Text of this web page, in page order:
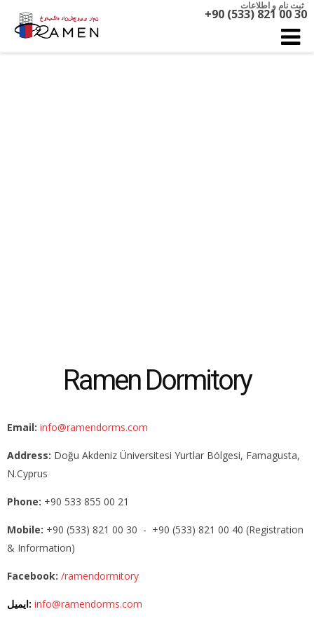
ثبت نام و اطلاعات
+90 (533) 821 00 30
Ramen Dormitory
Email: info@ramendorms.com
Address: Doğu Akdeniz Üniversitesi Yurtlar Bölgesi, Famagusta,
N.Cyprus
Phone: +90 533 855 00 21
Mobile: +90 (533) 821 00 30 - +90 (533) 821 00 40 (Registration
& Information)
Facebook: /ramendormitory
ایمیل: info@ramendorms.com